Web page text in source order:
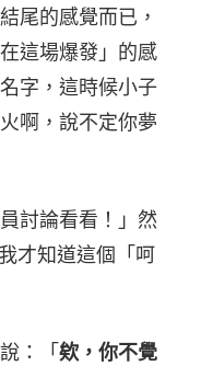
尾的感覺而已，
這場爆發」的感
字，這時候小子
啊，說不定你夢
討論看看！」然
才知道這個「呵
：「 欸，你不覺